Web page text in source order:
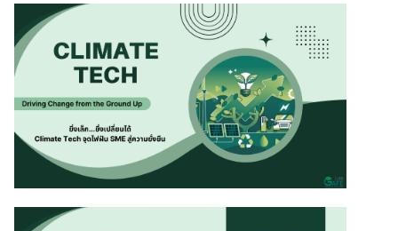
สินเชื่อธุรกิจ
สินเชื่อและบริการการค้าระหว่างประเทศ
สินเชื่อแฟคเตอริ่ง
หนังสือค้ำประกัน
แนะนำ